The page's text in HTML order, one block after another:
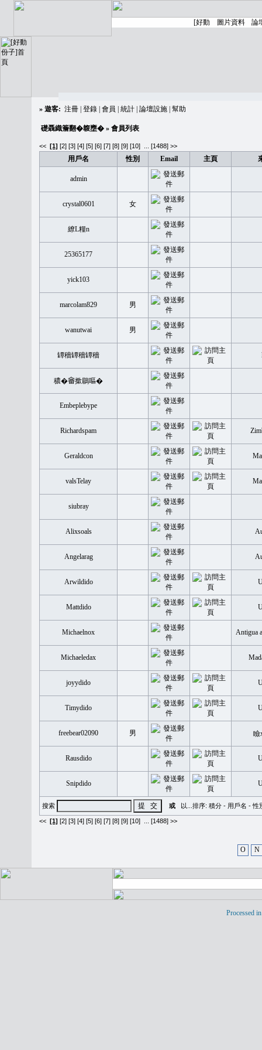
» 遊客: 注冊 登錄 會員 統計 論壇設施 幫助
礎聶織簷翻�䪖壅� » 會員列表
<< [1] [2] [3] [4] [5] [6] [7] [8] [9] [10] [1488] >>
用戶名 性別 Email 主頁
admin
crystal0601 女
繚L糧n
25365177
yick103
marcolam829 男
wanutwai 男
罈穡罈穡罈穡
穠�𤲞撳鶥嘔�
Embeplebype
Richardspam
Geraldcon
valsTelay
siubray
Alixsoals
Angelarag
Arwildido
Mattdido
Michaelnox Antigua
Michaeledax
joyydido
Timydido
freebear02090 男
Rausdido
Snipdido
搜索 或 以...排序: 積分 - 用戶名 -性
<< [1] [2] [3] [4] [5] [6] [7] [8] [9] [10] [1488] >>
O N
Processed